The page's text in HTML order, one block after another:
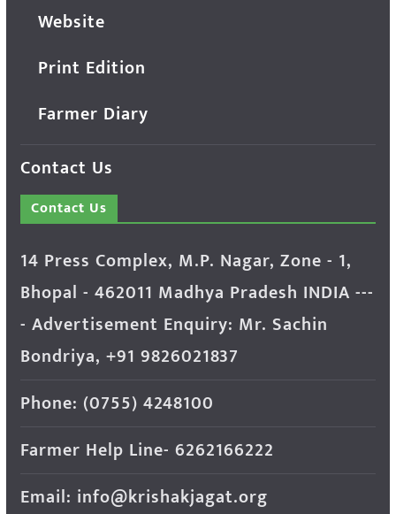
Website
Print Edition
Farmer Diary
Contact Us
Contact Us
14 Press Complex, M.P. Nagar, Zone - 1,
Bhopal - 462011 Madhya Pradesh INDIA ---
- Advertisement Enquiry: Mr. Sachin
Bondriya, +91 9826021837
Phone: (0755) 4248100
Farmer Help Line- 6262166222
Email: info@krishakjagat.org